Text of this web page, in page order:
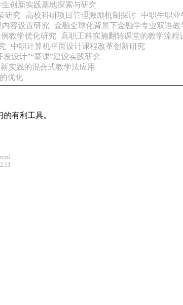
创新实践基地探索与研究
研究 高校科研项目管理激励机制探讨
中职生职业
容设置研究
金融全球化背景下金融学专业双语教
教学优化研究
高职工科实施翻转课堂的教学流程
中职计算机平面设计课程改革创新研究
发设计”“慕课”建设实践研究
实践的混合式教学法应用
优化
有利工具。